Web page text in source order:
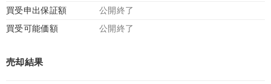
買受申出保証額
公開終了
買受可能価額
公開終了
売却結果